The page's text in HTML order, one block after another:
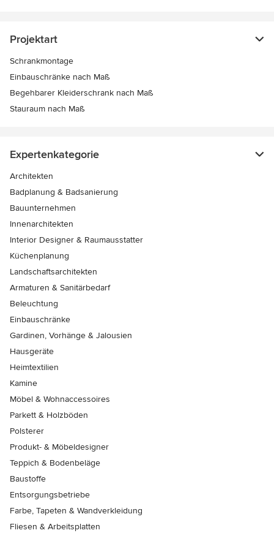
Projektart
Schrankmontage
Einbauschränke nach Maß
Begehbarer Kleiderschrank nach Maß
Stauraum nach Maß
Expertenkategorie
Architekten
Badplanung & Badsanierung
Bauunternehmen
Innenarchitekten
Interior Designer & Raumausstatter
Küchenplanung
Landschaftsarchitekten
Armaturen & Sanitärbedarf
Beleuchtung
Einbauschränke
Gardinen, Vorhänge & Jalousien
Hausgeräte
Heimtextilien
Kamine
Möbel & Wohnaccessoires
Parkett & Holzböden
Polsterer
Produkt- & Möbeldesigner
Teppich & Bodenbeläge
Baustoffe
Entsorgungsbetriebe
Farbe, Tapeten & Wandverkleidung
Fliesen & Arbeitsplatten